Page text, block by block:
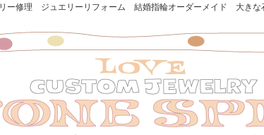
ー修理 ジュエリーリフォーム 結婚指輪オーダーメイド 大きな